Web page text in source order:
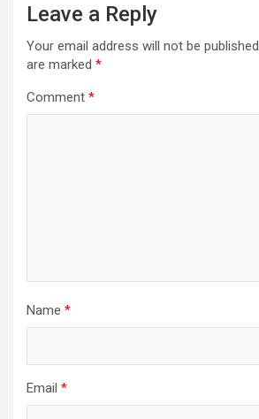
Leave a Reply
Your email address will not be published.
are marked *
Comment *
Name *
Email *